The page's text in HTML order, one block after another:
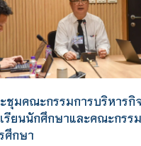
ชุมคณะกรรมการบริหารกิ
รียนนักศึกษาและคณะกรร
ศึกษา